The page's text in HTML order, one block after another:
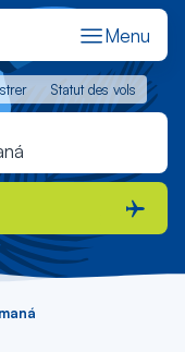
Menu
Statut des vols
Statut des vols